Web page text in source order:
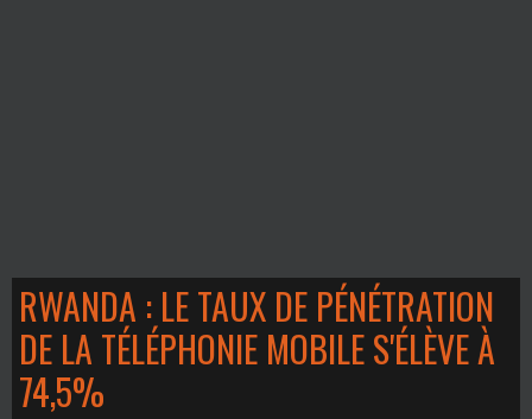
RWANDA : LE TAUX DE PÉNÉTRATION
DE LA TÉLÉPHONIE MOBILE S'ÉLÈVE À
74,5%